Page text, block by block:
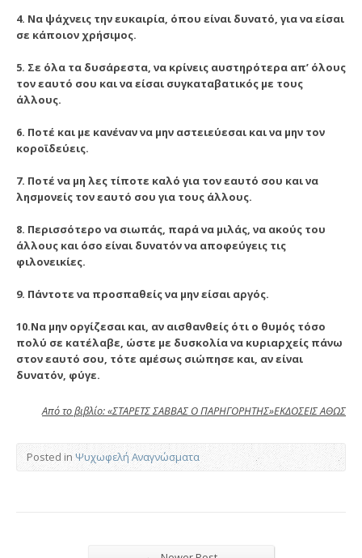
4. Να ψάχνεις την ευκαιρία, όπου είναι δυνατό, για να είσαι
σε κάποιον χρήσιμος.
5. Σε όλα τα δυσάρεστα, να κρίνεις αυστηρότερα απ’ όλους
τον εαυτό σου και να είσαι συγκαταβατικός με τους
άλλους.
6. Ποτέ και με κανέναν να μην αστειεύεσαι και να μην τον
κοροϊδεύεις.
7. Ποτέ να μη λες τίποτε καλό για τον εαυτό σου και να
λησμονείς τον εαυτό σου για τους άλλους.
8. Περισσότερο να σιωπάς, παρά να μιλάς, να ακούς του
άλλους και όσο είναι δυνατόν να αποφεύγεις τις
φιλονεικίες.
9. Πάντοτε να προσπαθείς να μην είσαι αργός.
10.Να μην οργίζεσαι και, αν αισθανθείς ότι ο θυμός τόσο
πολύ σε κατέλαβε, ώστε με δυσκολία να κυριαρχείς πάνω
στον εαυτό σου, τότε αμέσως σιώπησε και, αν είναι
δυνατόν, φύγε.
Από το βιβλίο: «ΣΤΑΡΕΤΣ ΣΑΒΒΑΣ Ο ΠΑΡΗΓΟΡΗΤΗΣ»ΕΚΔΟΣΕΙΣ ΑΘΩΣ
Posted in Ψυχωφελή Αναγνώσματα